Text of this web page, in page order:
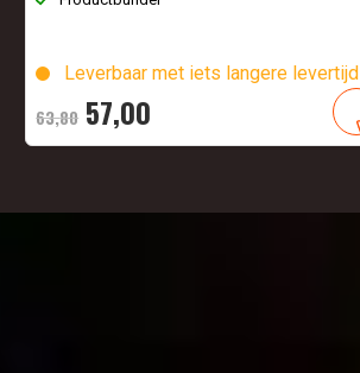
Leverbaar met iets langere levertijd
63,80 Oorspronkelijke
prijs
57,00
prijs